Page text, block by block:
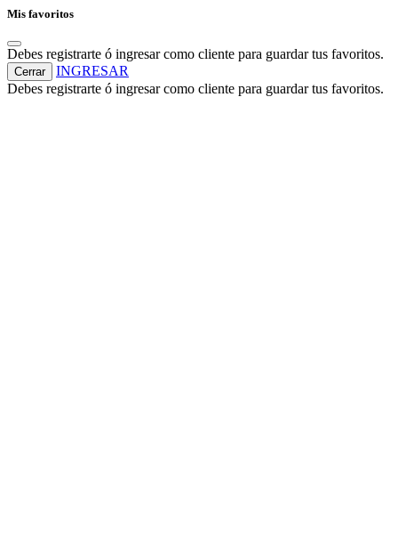
Mis favoritos
Debes registrarte ó ingresar como cliente para guardar tus favoritos.
Cerrar
INGRESAR
Debes registrarte ó ingresar como cliente para guardar tus favoritos.